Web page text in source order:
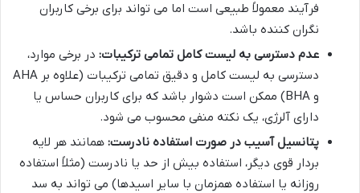
فرآیند معمولاً طبیعی است اما می تواند برای برخی کاربران
نگران کننده باشد.
عدم دسترسی به لیست کامل تمامی ترکیبات: در برخی موارد،
دسترسی به لیست کامل و دقیق تمامی ترکیبات (علاوه بر AHA
و BHA) ممکن است دشوار باشد که برای کاربران حساس یا
دارای آلرژی، یک نکته منفی محسوب می شود.
پتانسیل آسیب در صورت استفاده نادرست: همانند هر لایه
بردار قوی دیگر، استفاده بیش از حد یا نادرست (مثلاً استفاده
روزانه یا استفاده همزمان با سایر اسیدها) می تواند به سد